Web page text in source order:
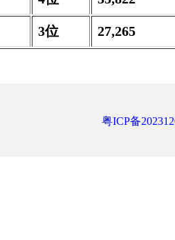
3位 27,265
粤ICP备